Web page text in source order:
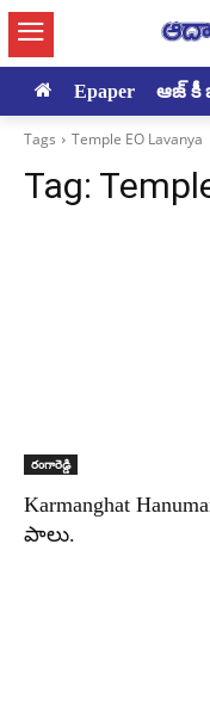
Epaper ఆజ్ కీ
Tags Temple EO Lavanya
Tag:
రంగారెడ్డి
Karmanghat
పాలు.